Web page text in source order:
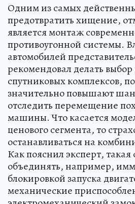
Одним из самых
предотвратить хищение,
является монтаж
противоугонной системы.
автомобилей
рекомендовал делать выбор
спутниковых комплексов,
значительно повышают
отследить перемещение
машины. Что касается
ценового сегмента, то
останавливаться на
Как пояснил эксперт,
объединять, например,
блокировкой запуска
механические